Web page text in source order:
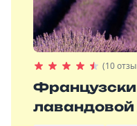
(10
лавандовой